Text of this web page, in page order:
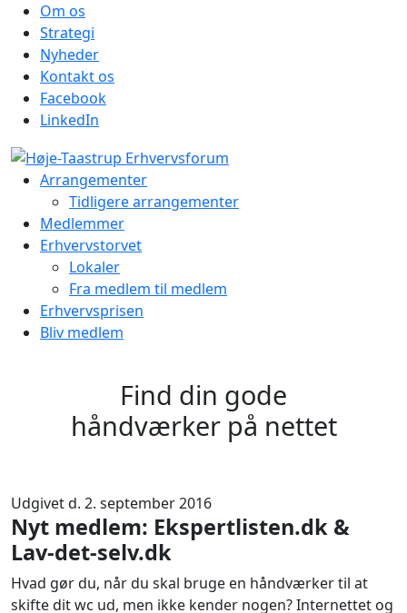
Om os
Strategi
Nyheder
Kontakt os
Facebook
LinkedIn
Arrangementer
Tidligere arrangementer
Medlemmer
Erhvervstorvet
Lokaler
Fra medlem til medlem
Erhvervsprisen
Bliv medlem
Find din gode
håndværker på nettet
Udgivet d. 2. september 2016
Nyt medlem: Ekspertlisten.dk &
Lav-det-selv.dk
Hvad gør du, når du skal bruge en håndværker til at
skifte dit wc ud, men ikke kender nogen? Internettet og